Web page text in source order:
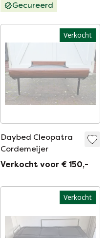
Gecureerd
Verkocht
Daybed Cleopatra
Cordemeijer
Verkocht voor € 150,-
Verkocht